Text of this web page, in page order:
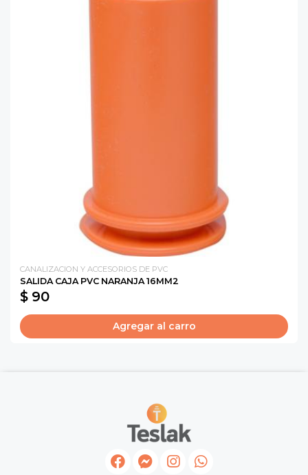
CANALIZACION Y ACCESORIOS DE PVC
SALIDA CAJA PVC NARANJA 16MM2
$ 90
Agregar al carro